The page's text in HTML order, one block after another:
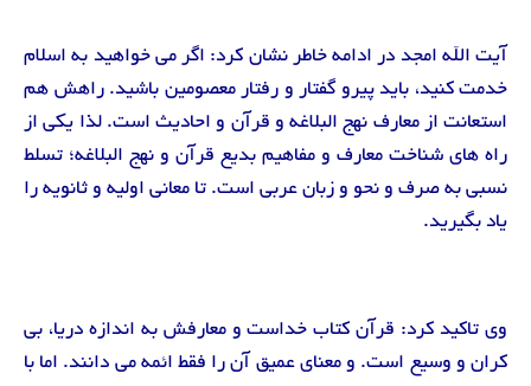
آیت الله امجد در ادامه خاطر نشان کرد: اگر می خواهید به اسلام
خدمت کنید، باید پیرو گفتار و رفتار معصومین باشید. راهش هم
استعانت از معارف نهج البلاغه و قرآن و احادیث است. لذا یکی از
راه های شناخت معارف و مفاهیم بدیع قرآن و نهج البلاغه؛ تسلط
نسبی به صرف و نحو و زبان عربی است. تا معانی اولیه و ثانویه را
یاد بگیرید.
وی تاکید کرد: قرآن کتاب خداست و معارفش به اندازه دریا، بی
کران و وسیع است. و معنای عمیق آن را فقط ائمه می دانند. اما با